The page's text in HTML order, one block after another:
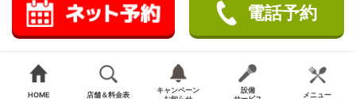
HOME 店舗＆料金表
キャンペーン
設備
メニュー
電話予約